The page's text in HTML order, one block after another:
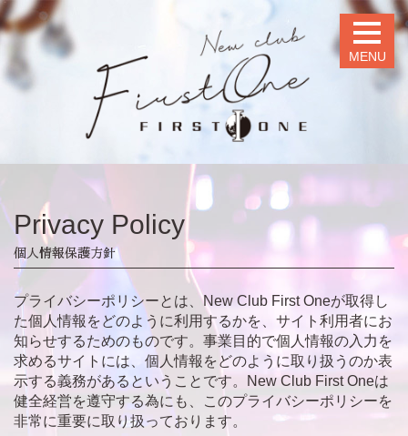
MENU
Privacy Policy
個人情報保護方針
プライバシーポリシーとは、New Club First Oneが取得し
た個人情報をどのように利用するかを、サイト利用者にお
知らせするためのものです。事業目的で個人情報の入力を
求めるサイトには、個人情報をどのように取り扱うのか表
示する義務があるということです。New Club First Oneは
健全経営を遵守する為にも、このプライバシーポリシーを
非常に重要に取り扱っております。